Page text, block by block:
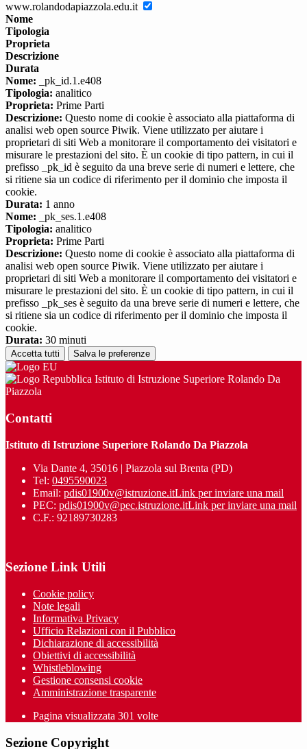
www.rolandodapiazzola.edu.it
Nome
Tipologia
Proprieta
Descrizione
Durata
Nome: _pk_id.1.e408
Tipologia: analitico
Proprieta: Prime Parti
Descrizione: Questo nome di cookie è associato alla piattaforma di
analisi web open source Piwik. Viene utilizzato per aiutare i
proprietari di siti Web a monitorare il comportamento dei visitatori e
misurare le prestazioni del sito. È un cookie di tipo pattern, in cui il
prefisso _pk_id è seguito da una breve serie di numeri e lettere, che
si ritiene sia un codice di riferimento per il dominio che imposta il
cookie.
Durata: 1 anno
Nome: _pk_ses.1.e408
Tipologia: analitico
Proprieta: Prime Parti
Descrizione: Questo nome di cookie è associato alla piattaforma di
analisi web open source Piwik. Viene utilizzato per aiutare i
proprietari di siti Web a monitorare il comportamento dei visitatori e
misurare le prestazioni del sito. È un cookie di tipo pattern, in cui il
prefisso _pk_ses è seguito da una breve serie di numeri e lettere, che
si ritiene sia un codice di riferimento per il dominio che imposta il
cookie.
Durata: 30 minuti
Accetta tutti Salva le preferenze
Istituto di Istruzione Superiore Rolando Da
Piazzola
Contatti
Istituto di Istruzione Superiore Rolando Da Piazzola
Via Dante 4, 35016 | Piazzola sul Brenta (PD)
Tel: 0495590023
Email: pdis01900v@istruzione.itLink per inviare una mail
PEC: pdis01900v@pec.istruzione.itLink per inviare una mail
C.F.: 92189730283
Sezione Link Utili
Cookie policy
Note legali
Informativa Privacy
Ufficio Relazioni con il Pubblico
Dichiarazione di accessibilità
Obiettivi di accessibilità
Whistleblowing
Gestione consensi cookie
Amministrazione trasparente
Pagina visualizzata 301 volte
Sezione Copyright